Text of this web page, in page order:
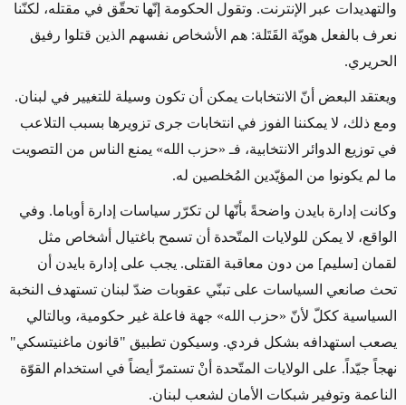
والتهديدات عبر الإنترنت. وتقول الحكومة إنّها تحقّق في مقتله، لكنّنا
نعرف بالفعل هويّة القَتَلة: هم الأشخاص نفسهم الذين قتلوا رفيق
الحريري.
ويعتقد البعض أنّ الانتخابات يمكن أن تكون وسيلة للتغيير في لبنان.
ومع ذلك، لا يمكننا الفوز في انتخابات جرى تزويرها بسبب التلاعب
في توزيع الدوائر الانتخابية، فـ «حزب الله» يمنع الناس من التصويت
ما لم يكونوا من المؤيّدين المُخلصين له.
وكانت إدارة بايدن واضحةً بأنّها لن تكرّر سياسات إدارة أوباما. وفي
الواقع، لا يمكن للولايات المتّحدة أن تسمح باغتيال أشخاص مثل
لقمان [سليم] من دون معاقبة القتلى. يجب على إدارة بايدن أن
تحث صانعي السياسات على تبنّي عقوبات ضدّ لبنان تستهدف النخبة
السياسية ككلّ لأنّ «حزب الله» جهة فاعلة غير حكومية، وبالتالي
يصعب استهدافه بشكل فردي. وسيكون تطبيق "قانون ماغنيتسكي"
نهجاً جيّداً. على الولايات المتّحدة أنْ تستمرّ أيضاً في استخدام القوّة
الناعمة وتوفير شبكات الأمان لشعب لبنان.